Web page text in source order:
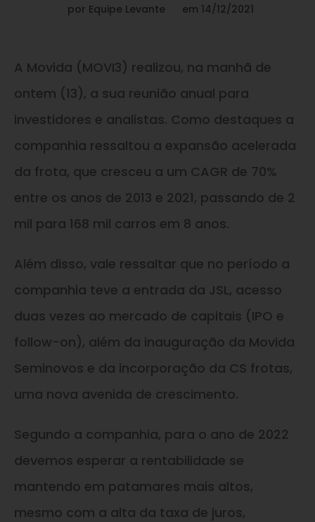
por Equipe Levante em 14/12/2021
A Movida (MOVI3) realizou, na manhã de
ontem (13), a sua reunião anual para
investidores e analistas. Como destaques a
companhia ressaltou a expansão acelerada
da frota, que cresceu a um CAGR de 70%
entre os anos de 2013 e 2021, passando de 2
mil para 168 mil carros em 8 anos.
Além disso, vale ressaltar que no período a
companhia teve a entrada da JSL, acesso
duas vezes ao mercado de capitais (IPO e
follow-on), além da inauguração da Movida
Seminovos e da incorporação da CS frotas,
uma nova avenida de crescimento.
Segundo a companhia, para o ano de 2022
devemos esperar a rentabilidade se
mantendo em patamares mais altos,
mesmo com a alta da taxa de juros,